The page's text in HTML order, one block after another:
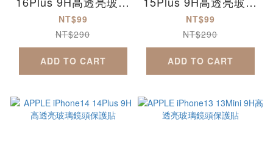
鏡頭保護貼
NT$99
NT$290
ADD TO CART
鏡頭保護貼
NT$99
NT$290
ADD TO CART